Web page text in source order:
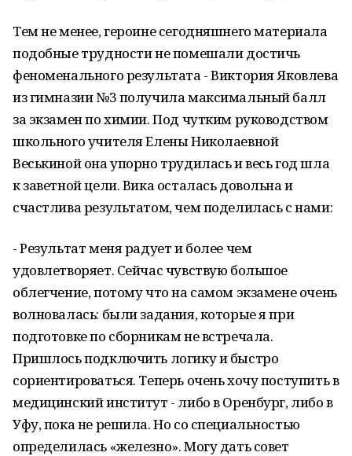
Тем не менее, героине сегодняшнего материала
подобные трудности не помешали достичь
феноменального результата - Виктория Яковлева
из гимназии №3 получила максимальный балл
за экзамен по химии. Под чутким руководством
школьного учителя Елены Николаевной
Веськиной она упорно трудилась и весь год шла
к заветной цели. Вика осталась довольна и
счастлива результатом, чем поделилась с нами:
- Результат меня радует и более чем
удовлетворяет. Сейчас чувствую большое
облегчение, потому что на самом экзамене очень
волновалась: были задания, которые я при
подготовке по сборникам не встречала.
Пришлось подключить логику и быстро
сориентироваться. Теперь очень хочу поступить в
медицинский институт - либо в Оренбург, либо в
Уфу, пока не решила. Но со специальностью
определилась «железно». Могу дать совет